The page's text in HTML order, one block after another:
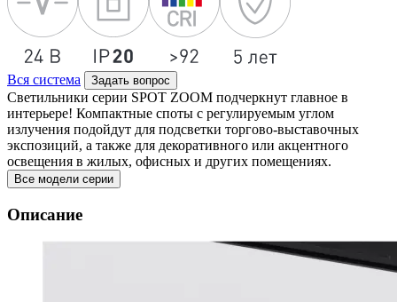
Вся система Задать вопрос
Светильники серии SPOT ZOOM подчеркнут главное в
интерьере! Компактные споты с регулируемым углом
излучения подойдут для подсветки торгово-выставочных
экспозиций, а также для декоративного или акцентного
освещения в жилых, офисных и других помещениях.
Все модели серии
Описание